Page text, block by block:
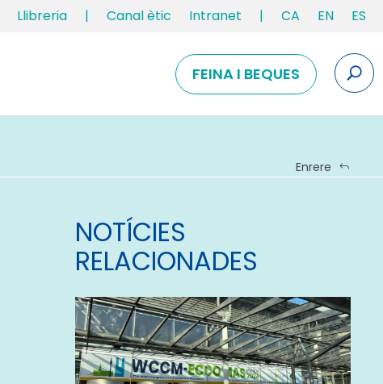
Llibreria | Canal ètic Intranet | CA EN ES
FEINA I BEQUES
Enrere
NOTÍCIES
RELACIONADES